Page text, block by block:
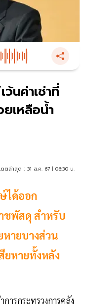
ว้นค่าเช่าที่
เหลือน้ำ
ดตล่าสุด : 31 ส.ค. 67 | 06:30 น.
ได้ออก
ชพัสดุ สำหรับ
ายบางส่วน
ยหายทั้งหลัง
การกระทรวงการคลัง